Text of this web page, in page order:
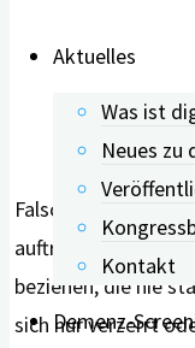
Aktuelles
Was ist
Neues zu
Kontakt
Demenz-
Falsche
auftreten. Sie
beziehen, die nie
sich nur verzerrt